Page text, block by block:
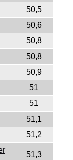
50,5
50,6
50,8
50,8
50,9
51
51
51,1
51,2
51,3